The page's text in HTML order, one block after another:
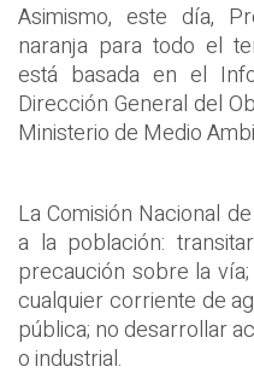
Asimismo, este día,
naranja para todo el
está basada en el
Dirección General del
Ministerio de Medio
La Comisión Nacional
a la población:
precaución sobre la
cualquier corriente de
pública; no desarrollar
o industrial.